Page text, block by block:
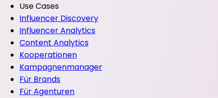
Use Cases
Influencer Discovery
Influencer Analytics
Content Analytics
Kooperationen
Kampagnenmanager
Für Brands
Für Agenturen